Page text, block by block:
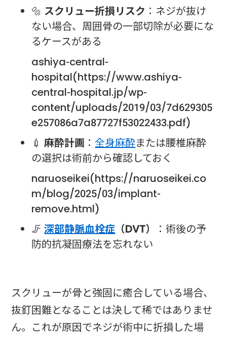
🔩 スクリュー折損リスク ：ネジが抜け
ない場合、周囲骨の一部切除が必要にな
るケースがある
ashiya-central-
hospital(https://www.ashiya-
central-hospital.jp/wp-
content/uploads/2019/03/7d629305
e257086a7a87727f53022433.pdf)
💉麻酔計画 ：全身麻酔または腰椎麻酔
の選択は術前から確認しておく
naruoseikei(https://naruoseikei.co
m/blog/2025/03/implant-
remove.html)
🦵深部静脈血栓症 （DVT）
：術後の予
防的抗凝固療法を忘れない
スクリューが骨と強固に癒合している場合、
抜釘困難となることは決して稀ではありませ
ん。これが原因でネジが術中に折損した場